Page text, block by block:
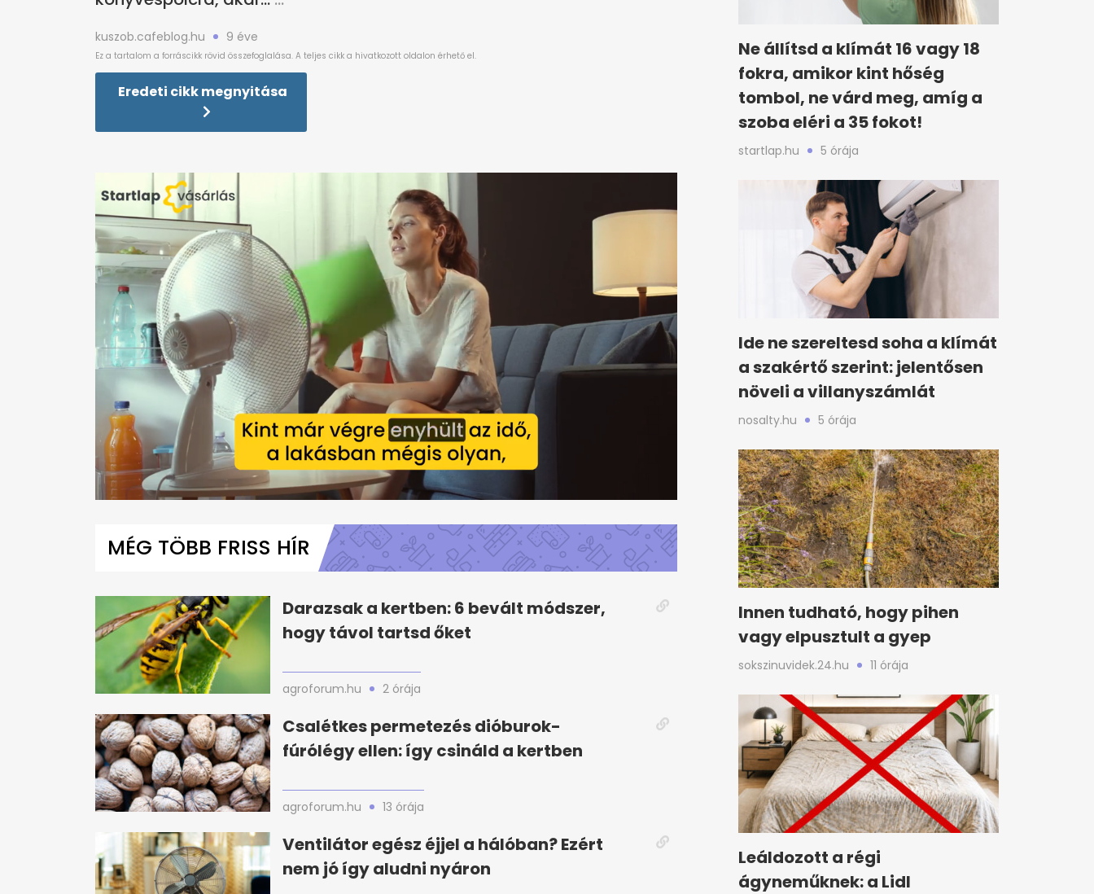
kuszob.cafeblog.hu 9 éve
Eredeti cikk megnyitása
secondsVolume
MÉG TÖBB FRISS HÍR
Darazsak a kertben: 6 bevált módszer,
hogy távol tartsd őket
agroforum.hu 2 órája
Csalétkes permetezés dióburok-
fúrólégy ellen: így csináld a kertben
agroforum.hu 13 órája
Ventilátor egész éjjel a hálóban? Ezért
nem jó így aludni nyáron
Ne állítsd a klímát 16 vagy 18
fokra, amikor kint hőség
tombol, ne várd meg, amíg a
szoba eléri a 35 fokot!
startlap.hu 5 órája
Ide ne szereltesd soha a klímát
a szakértő szerint: jelentősen
növeli a villanyszámlát
nosalty.hu 5 órája
Innen tudható, hogy pihen
vagy elpusztult a gyep
sokszinuvidek.24.hu 11 órája
Leáldozott a régi
ágyneműknek: a Lidl